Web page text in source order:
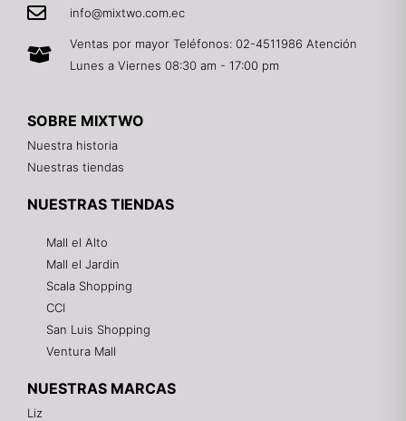
info@mixtwo.com.ec
Ventas por mayor Teléfonos: 02-4511986 Atención
Lunes a Viernes 08:30 am - 17:00 pm
SOBRE MIXTWO
Nuestra historia
Nuestras tiendas
NUESTRAS TIENDAS
Mall el Alto
Mall el Jardin
Scala Shopping
CCI
San Luis Shopping
Ventura Mall
NUESTRAS MARCAS
Liz